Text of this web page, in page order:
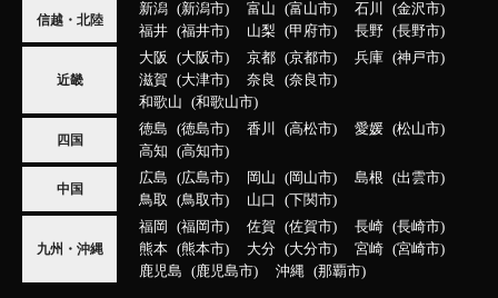
信越・北陸
新潟 新潟市 富山 富山市 石川
金沢市
福井
福井市 山梨 甲府市 長野 長野市
近畿
大阪 大阪市 京都 京都市 兵庫
神戸市
滋賀
大津市 奈良
奈良市
和歌山
和歌山市
四国
徳島 徳島市 香川 高松市 愛媛
松山市
高知
高知市
中国
広島 広島市 岡山 岡山市 島根
出雲市
鳥取
鳥取市 山口 下関市
九州・沖縄
福岡 福岡市 佐賀 佐賀市 長崎
長崎市
熊本
熊本市 大分 大分市 宮崎
宮崎市
鹿児島
鹿児島市 沖縄 那覇市